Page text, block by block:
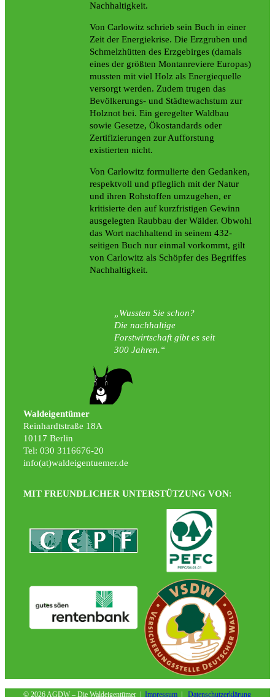
Nachhaltigkeit.
Von Carlowitz schrieb sein Buch in einer
Zeit der Energiekrise. Die Erzgruben und
Schmelzhütten des Erzgebirges (damals
eines der größten Montanreviere Europas)
mussten mit viel Holz als Energiequelle
versorgt werden. Zudem trugen das
Bevölkerungs- und Städtewachstum zur
Holznot bei. Ein geregelter Waldbau
sowie Gesetze, Ökostandards oder
Zertifizierungen zur Aufforstung
existierten nicht.
Von Carlowitz formulierte den Gedanken,
respektvoll und pfleglich mit der Natur
und ihren Rohstoffen umzugehen, er
kritisierte den auf kurzfristigen Gewinn
ausgelegten Raubbau der Wälder. Obwohl
das Wort nachhaltend in seinem 432-
seitigen Buch nur einmal vorkommt, gilt
von Carlowitz als Schöpfer des Begriffes
Nachhaltigkeit.
Wussten Sie schon?
Die nachhaltige
Forstwirtschaft gibt es seit
300 Jahren.
Waldeigentümer
Reinhardtstraße 18A
10117 Berlin
Tel: 030 3116676-20
info(at)waldeigentuemer.de
MIT FREUNDLICHER UNTERSTÜTZUNG VON:
© 2026 AGDW – Die Waldeigentümer | Impressum Datenschutzerklärung